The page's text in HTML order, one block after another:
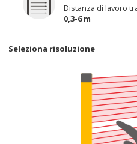
Distanza di lavoro
0,3-6 m
Seleziona risoluzione